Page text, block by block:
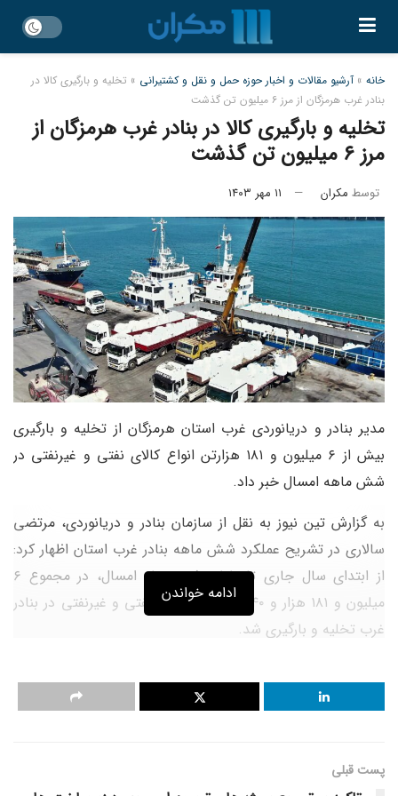
خانه » آرشیو مقالات و اخبار حوزه حمل و نقل و کشتیرانی » تخلیه و بارگیری کالا در
بنادر غرب هرمزگان از مرز ۶ میلیون تن گذشت
تخلیه و بارگیری کالا در بنادر غرب هرمزگان از
مرز ۶ میلیون تن گذشت
توسط مکران ۱۱ مهر ۱۴۰۳
مدیر بنادر و دریانوردی غرب استان هرمزگان از تخلیه و بارگیری
بیش از ۶ میلیون و ۱۸۱ هزارتن انواع کالای نفتی و غیرنفتی در
شش ماهه امسال خبر داد.
به گزارش تین نیوز به نقل از سازمان بنادر و دریانوردی، مرتضی
سالاری در تشریح عملکرد شش ماهه بنادر غرب استان اظهار کرد:
از ابتدای سال جاری تا پایان شهریورماه امسال، در مجموع ۶
میلیون و ۱۸۱ هزار و ۱۴۰ تن انواع کالای نفتی و غیرنفتی در بنادر
غرب تخلیه و بارگیری شد.
سه میلیون و یک هزار و ۴۳۳ تن مربوط به کالاهای غیرنفتی و سه
صادرات بیش از سه میلیون تن انواع کالا
ادامه خواندن
پست قبلی